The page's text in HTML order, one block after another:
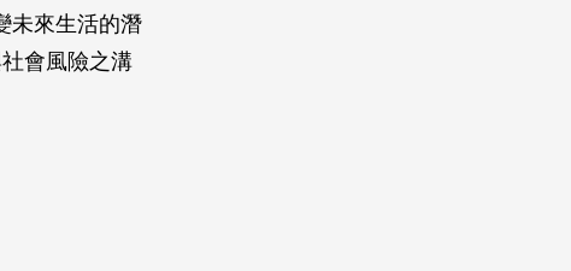
未來生活的潛
會風險之溝